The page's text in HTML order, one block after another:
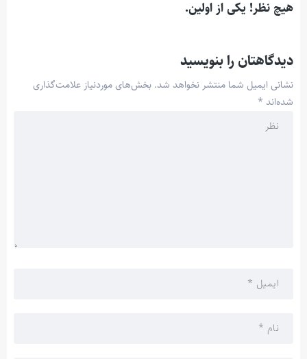
هیچ نظر! یکی از اولین.
دیدگاهتان را بنویسید
نشانی ایمیل شما منتشر نخواهد شد. بخش‌های موردنیاز علامت‌گذاری
شده‌اند *